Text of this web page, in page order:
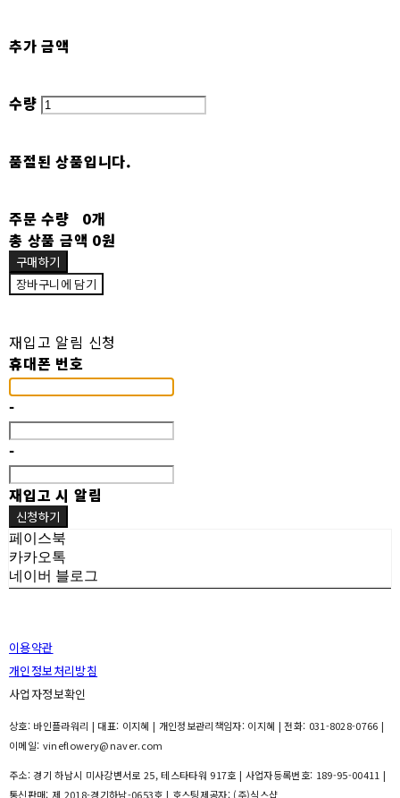
추가 금액
수량
품절된 상품입니다.
주문 수량
0개
총 상품 금액 0원
구매하기
장바구니에 담기
재입고 알림 신청
휴대폰 번호
-
-
재입고 시 알림
신청하기
페이스북
카카오톡
네이버 블로그
이용약관
개인정보처리방침
사업자정보확인
상호: 바인플라워리 | 대표: 이지혜 | 개인정보관리책임자: 이지혜 | 전화: 031-8028-0766 |
이메일: vineflowery@naver.com
주소: 경기 하남시 미사강변서로 25, 테스타타워 917호 | 사업자등록번호: 189-95-00411 |
통신판매: 제 2018-경기하남-0653호 | 호스팅제공자: (주)식스샵